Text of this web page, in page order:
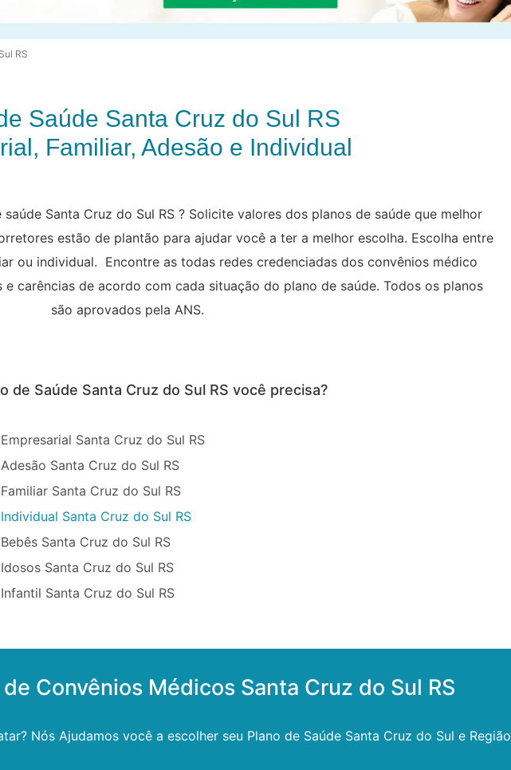
RS
Saúde Santa Cruz do Sul RS
Familiar, Adesão e Individual
Santa Cruz do Sul RS ? Solicite valores dos planos de saúde que melhor
estão de plantão para ajudar você a ter a melhor escolha. Escolha entre
ou individual. Encontre as todas redes credenciadas dos convênios médico
e carências de acordo com cada situação do plano de saúde. Todos os planos
são aprovados pela ANS.
de Saúde Santa Cruz do Sul RS você precisa?
Santa Cruz do Sul RS
Santa Cruz do Sul RS
Santa Cruz do Sul RS
Santa Cruz do Sul RS
Santa Cruz do Sul RS
Santa Cruz do Sul RS
Santa Cruz do Sul RS
Convênios Médicos Santa Cruz do Sul RS
Nós Ajudamos você a escolher seu Plano de Saúde Santa Cruz do Sul e Região